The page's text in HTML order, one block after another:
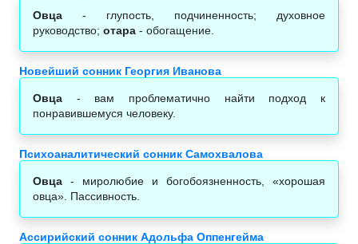
Овца - глупость, подчиненность; духовное
руководство; отара - обогащение.
Новейший сонник Георгия Иванова
Овца - вам проблематично найти подход к
понравившемуся человеку.
Психоаналитический сонник Самохвалова
Овца - миролюбие и богобоязненность, «хорошая
овца». Пассивность.
Ассирийский сонник Адольфа Оппенгейма